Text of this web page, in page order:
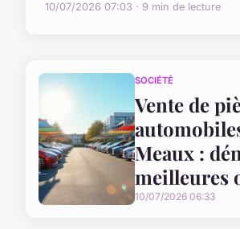
10/07/2026 07:03 · 9 min de lecture
SOCIÉTÉ
Vente de
Meaux :
meilleures
10/07/2026 06:33